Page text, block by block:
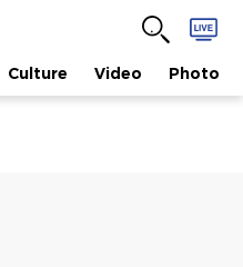
Culture Video Photo